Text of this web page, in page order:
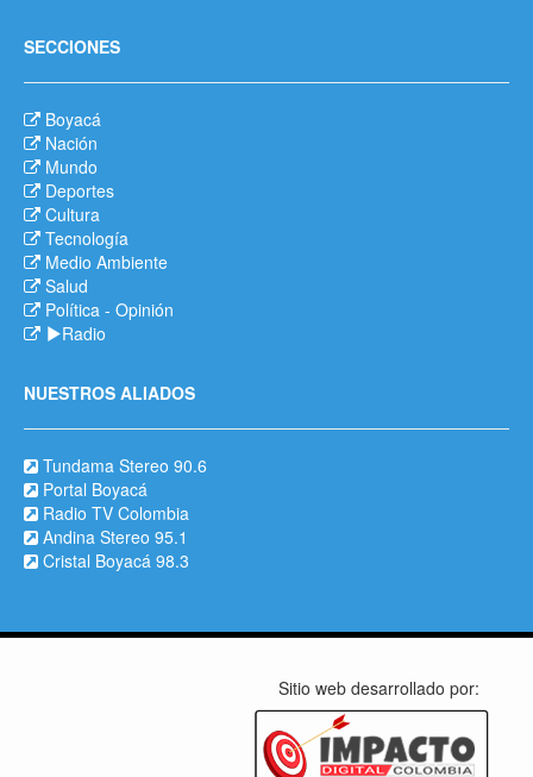
SECCIONES
Boyacá
Nación
Mundo
Deportes
Cultura
Tecnología
Medio Ambiente
Salud
Política - Opinión
Radio
NUESTROS ALIADOS
Tundama Stereo 90.6
Portal Boyacá
Radio TV Colombia
Andina Stereo 95.1
Cristal Boyacá 98.3
Sitio web desarrollado por: